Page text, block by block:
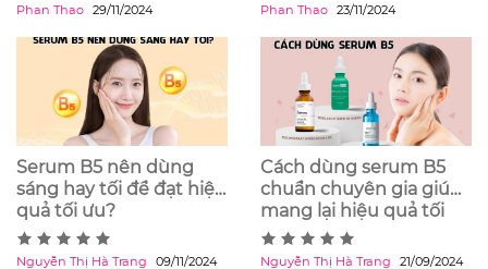
Phan Thao 29/11/2024 Phan Thao 23/11/2024
Serum B5 nên dùng
sáng hay tối để đạt hiệu
quả tối ưu?
Nguyễn Thị Hà Trang 09/11/2024
Cách dùng serum B5
chuẩn chuyên gia giúp
mang lại hiệu quả tối
ưu
Nguyễn Thị Hà Trang 21/09/2024